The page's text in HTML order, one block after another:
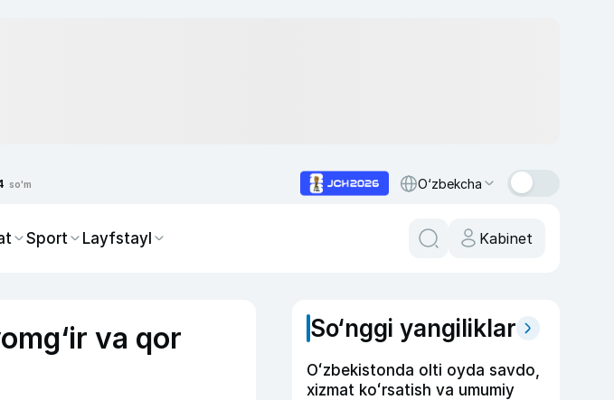
so'm O‘zbekcha
Sport Layfstayl Kabinet
va qor
So‘nggi yangiliklar
Oʻzbekistonda olti oyda savdo,
xizmat koʻrsatish va umumiy